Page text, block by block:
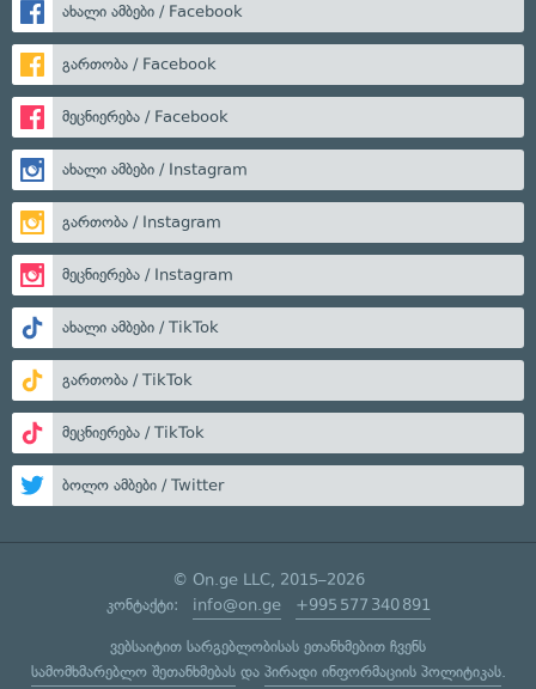
ახალი ამბები / Facebook
გართობა / Facebook
მეცნიერება / Facebook
ახალი ამბები / Instagram
გართობა / Instagram
მეცნიერება / Instagram
ახალი ამბები / TikTok
გართობა / TikTok
მეცნიერება / TikTok
ბოლო ამბები / Twitter
© On.ge LLC, 2015–2026
კონტაქტი: info@on.ge +995 577 340 891
ვებსაიტით სარგებლობისას ეთანხმებით ჩვენს
სამომხმარებლო შეთანხმებასდა პირადი ინფორმაციის პოლიტიკას.